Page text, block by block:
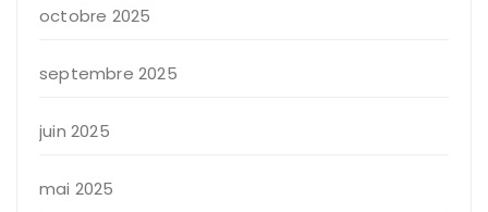
octobre 2025
septembre 2025
juin 2025
mai 2025